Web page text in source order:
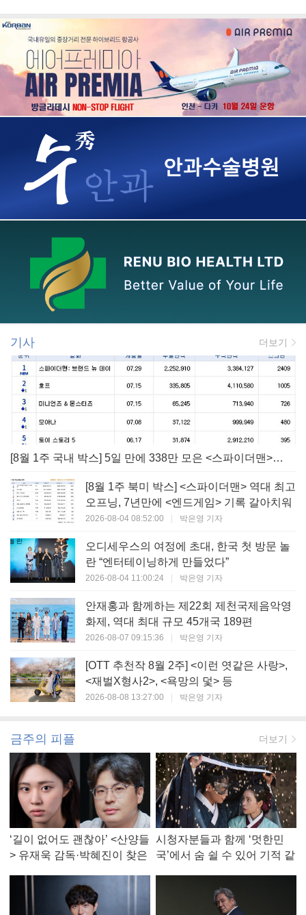
기사 더보기
[8월 1주 국내 박스] 5일 만에 338만 모은 <스파이더맨> 극장가 235% 대반등, <호프>는 400만 돌파
[8월 1주 북미 박스] <스파이더맨> 역대 최고
오프닝, 7년만에 <엔드게임> 기록 갈아치워
2026-08-04 08:52:00 | 박은영 기자
오디세우스의 여정에 초대, 한국 첫 방문 놀
란 “엔터테이닝하게 만들었다”
2026-08-04 11:00:24 | 박은영 기자
안재홍과 함께하는 제22회 제천국제음악영
화제, 역대 최대 규모 45개국 189편
2026-08-07 09:15:36 | 박은영 기자
[OTT 추천작 8월 2주] <이런 엿같은 사랑>,
<재벌X형사2>, <욕망의 덫> 등
2026-08-08 13:27:00 | 박은영 기자
금주의 피플 더보기
‘길이 없어도 괜찮아’ <산양들
> 유재욱 감독·박혜진이 찾은
시청자분들과 함께 ‘멋한민
국’에서 숨 쉴 수 있어 기적 같